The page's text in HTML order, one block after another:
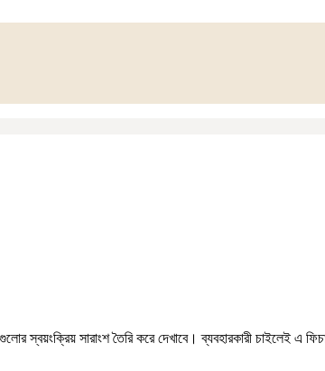
স্বয়ংক্রিয় সারাংশ তৈরি করে দেখাবে। ব্যবহারকারী চাইলেই এ